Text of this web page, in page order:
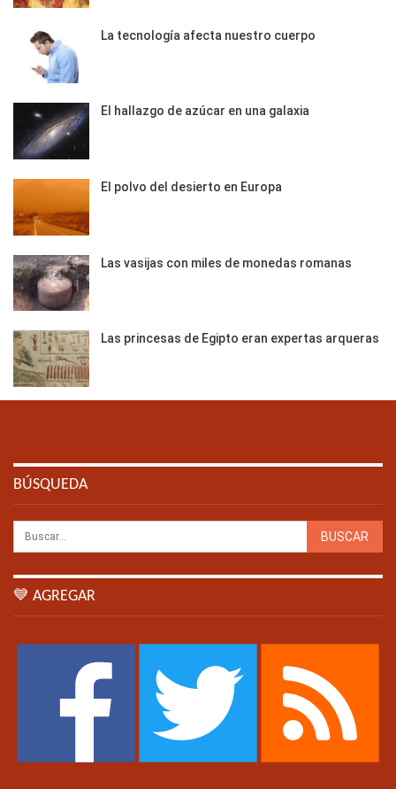
La tecnología afecta nuestro cuerpo
El hallazgo de azúcar en una galaxia
El polvo del desierto en Europa
Las vasijas con miles de monedas romanas
Las princesas de Egipto eran expertas arqueras
BÚSQUEDA
💙 AGREGAR